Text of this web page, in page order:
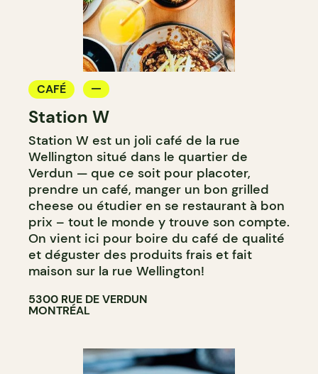
CAFÉ
Station W
Station W est un joli café de la rue
Wellington situé dans le quartier de
Verdun — que ce soit pour placoter,
prendre un café, manger un bon grilled
cheese ou étudier en se restaurant à bon
prix – tout le monde y trouve son compte.
On vient ici pour boire du café de qualité
et déguster des produits frais et fait
maison sur la rue Wellington!
5300 RUE DE VERDUN
MONTRÉAL